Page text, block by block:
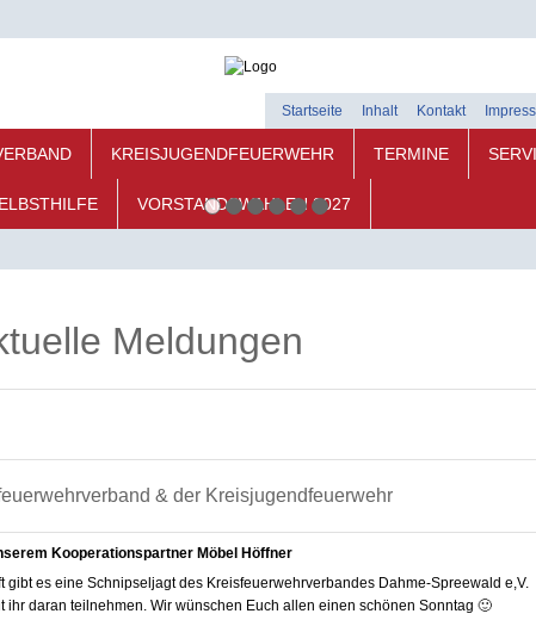
Startseite Inhalt Kontakt
KREISJUGENDFEUERWEHR TERMINE
VORSTANDSWAHLEN 2027
Meldungen
& der Kreisjugendfeuerwehr
Kooperationspartner Möbel Höffner
gibt es eine Schnipseljagt des Kreisfeuerwehrverbandes Dahme-Spreewald e,V.
ihr daran teilnehmen. Wir wünschen Euch allen einen schönen Sonntag 🙂